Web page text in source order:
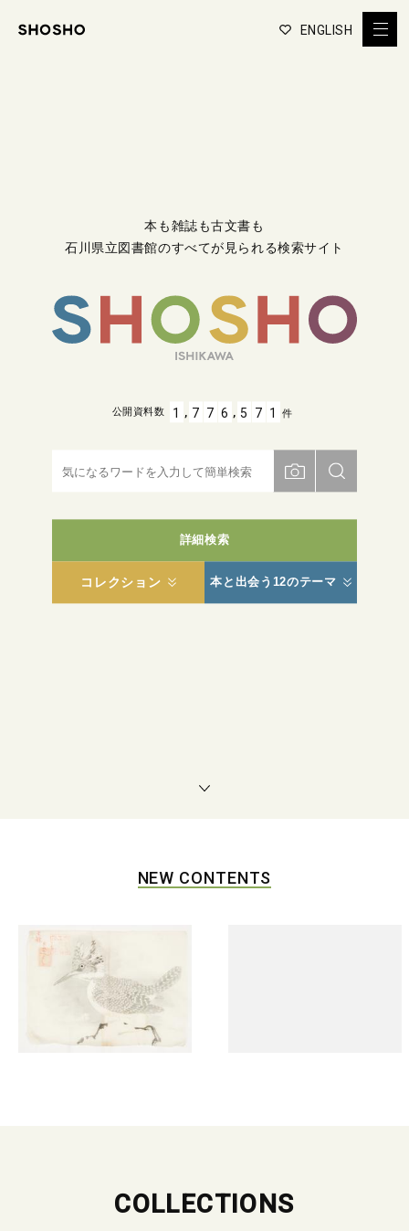
ENGLISH
本も雑誌も古文書も
石川県立図書館のすべてが見られる検索サイト
詳細検索
コレクション 本と出会う12のテーマ
公開資料数 1 , 7 7 6 , 5 7 1 件
NEW CONTENTS
COLLECTIONS